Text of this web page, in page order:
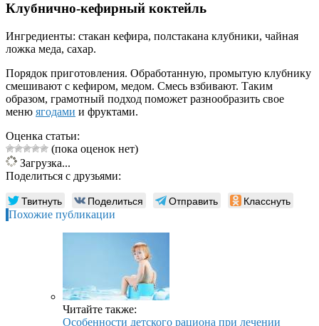
Клубнично-кефирный коктейль
Ингредиенты: стакан кефира, полстакана клубники, чайная
ложка меда, сахар.
Порядок приготовления. Обработанную, промытую клубнику
смешивают с кефиром, медом. Смесь взбивают. Таким
образом, грамотный подход поможет разнообразить свое
меню ягодами и фруктами.
Оценка статьи:
(пока оценок нет)
Загрузка...
Поделиться с друзьями:
Твитнуть Поделиться Отправить Класснуть
Похожие публикации
Читайте также:
Особенности детского рациона при лечении